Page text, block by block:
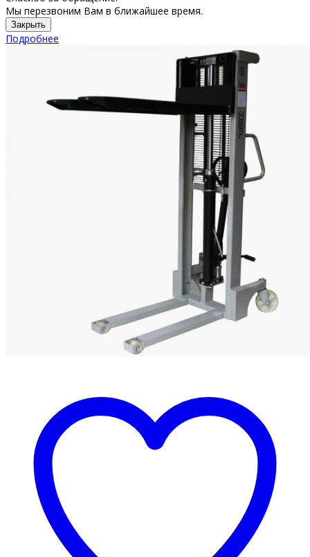
Мы перезвоним Вам в ближайшее время.
Закрыть
Подробнее